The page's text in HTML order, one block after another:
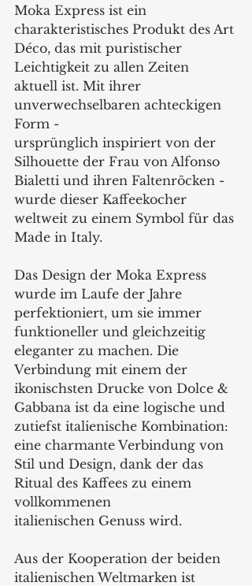
Moka Express ist ein
charakteristisches Produkt des Art
Déco, das mit puristischer
Leichtigkeit zu allen Zeiten
aktuell ist. Mit ihrer
unverwechselbaren achteckigen
Form -
ursprünglich inspiriert von der
Silhouette der Frau von Alfonso
Bialetti und ihren Faltenröcken -
wurde dieser Kaffeekocher
weltweit zu einem Symbol für das
Made in Italy.
Das Design der Moka Express
wurde im Laufe der Jahre
perfektioniert, um sie immer
funktioneller und gleichzeitig
eleganter zu machen. Die
Verbindung mit einem der
ikonischsten Drucke von Dolce &
Gabbana ist da eine logische und
zutiefst italienische Kombination:
eine charmante Verbindung von
Stil und Design, dank der das
Ritual des Kaffees zu einem
vollkommenen
italienischen Genuss wird.
Aus der Kooperation der beiden
italienischen Weltmarken ist